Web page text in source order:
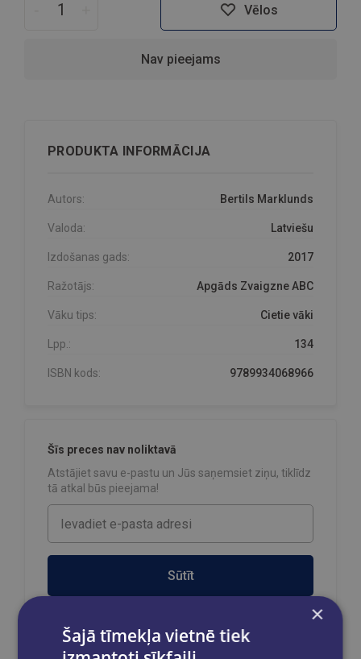
Vēlos
Nav pieejams
PRODUKTA INFORMĀCIJA
Autors: Bertils Marklunds
Valoda: Latviešu
Izdošanas gads: 2017
Ražotājs: Apgāds Zvaigzne ABC
Vāku tips: Cietie vāki
Lpp.: 134
ISBN kods: 9789934068966
Šīs preces nav noliktavā
Atstājiet savu e-pastu un Jūs saņemsiet ziņu, tiklīdz
tā atkal būs pieejama!
Sūtīt
×
Šajā tīmekļa vietnē tiek